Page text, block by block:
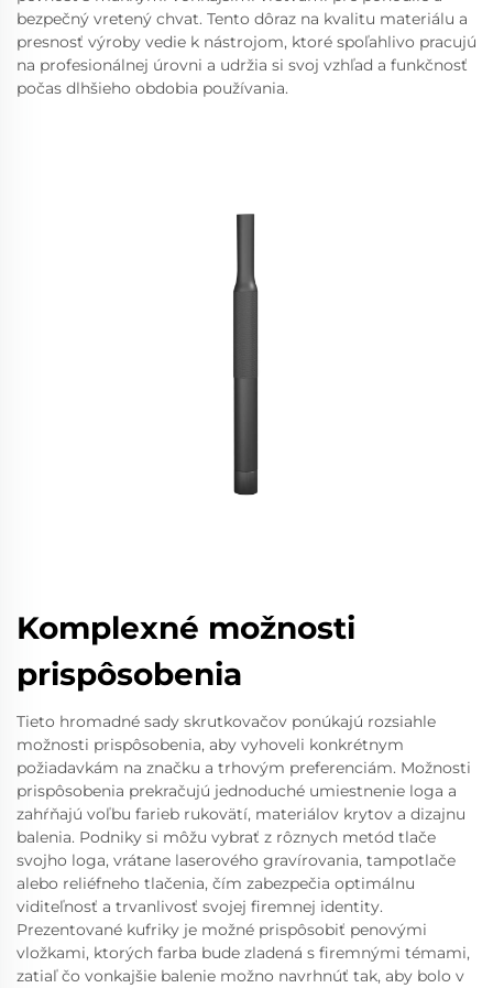
bezpečný vretený chvat. Tento dôraz na kvalitu materiálu a
presnosť výroby vedie k nástrojom, ktoré spoľahlivo pracujú
na profesionálnej úrovni a udržia si svoj vzhľad a funkčnosť
počas dlhšieho obdobia používania.
Komplexné možnosti
prispôsobenia
Tieto hromadné sady skrutkovačov ponúkajú rozsiahle
možnosti prispôsobenia, aby vyhoveli konkrétnym
požiadavkám na značku a trhovým preferenciám. Možnosti
prispôsobenia prekračujú jednoduché umiestnenie loga a
zahŕňajú voľbu farieb rukovätí, materiálov krytov a dizajnu
balenia. Podniky si môžu vybrať z rôznych metód tlače
svojho loga, vrátane laserového gravírovania, tampotlače
alebo reliéfneho tlačenia, čím zabezpečia optimálnu
viditeľnosť a trvanlivosť svojej firemnej identity.
Prezentované kufriky je možné prispôsobiť penovými
vložkami, ktorých farba bude zladená s firemnými témami,
zatiaľ čo vonkajšie balenie možno navrhnúť tak, aby bolo v